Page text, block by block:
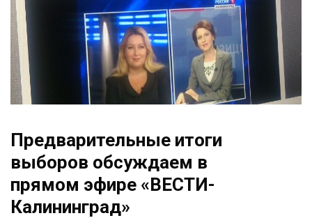
Предварительные итоги
выборов обсуждаем в
прямом эфире «ВЕСТИ-
Калининград»